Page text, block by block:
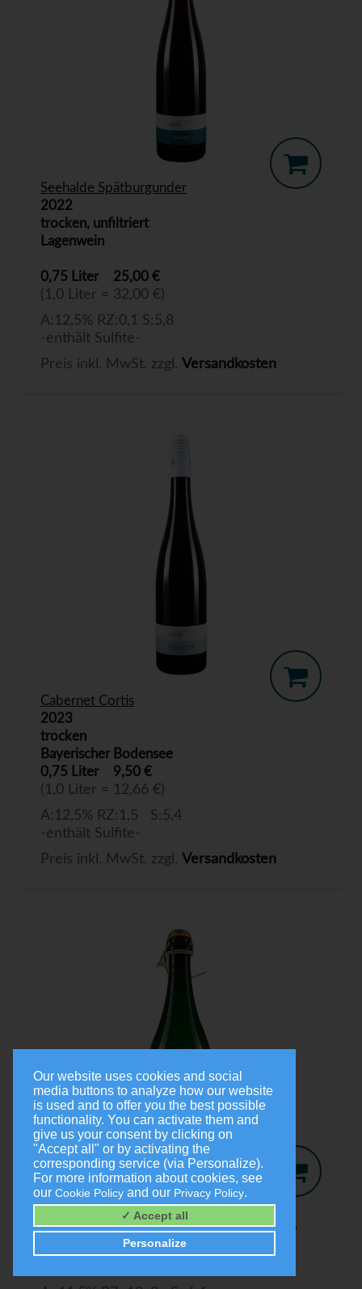
Seehalde Spätburgunder
2022
trocken, unfiltriert
Lagenwein
0,75 Liter 25,00 €
(1,0 Liter = 32,00 €)
A:12,5% RZ:0,1 S:5,8
-enthält Sulfite-
Preis inkl. MwSt. zzgl. Versandkosten
Cabernet Cortis
2023
trocken
Bayerischer Bodensee
0,75 Liter
9,50 €
(1,0 Liter = 12,66 €)
A:12,5% RZ:1,5 S:5,4
-enthält Sulfite-
Preis inkl. MwSt. zzgl. Versandkosten
Jo-Secco
Trocken
9,00 €
Our website uses cookies and social
media buttons to analyze how our website
is used and to offer you the best possible
functionality. You can activate them and
give us your consent by clicking on
"Accept all" or by activating the
corresponding service (via Personalize).
For more information about cookies, see
our Cookie Policy and our Privacy Policy.
✓ Accept all
Personalize